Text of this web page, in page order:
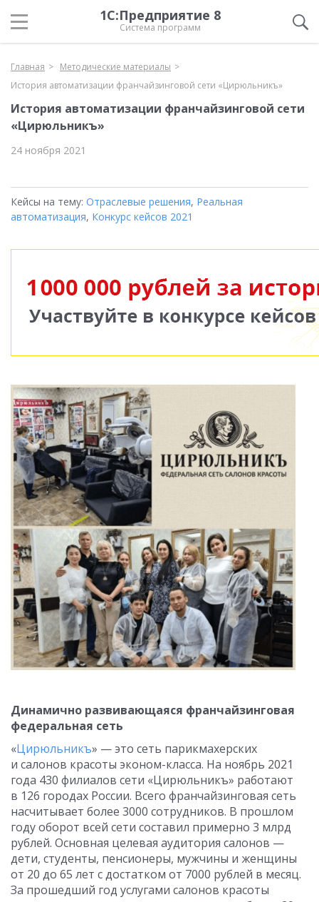
1С:Предприятие 8
Система программ
Главная
Методические материалы
История автоматизации франчайзинговой сети «Цирюльникъ»
История автоматизации франчайзинговой сети
«Цирюльникъ»
24 ноября 2021
Кейсы на тему: Отраслевые решения, Реальная
автоматизация, Конкурс кейсов 2021
Динамично развивающаяся франчайзинговая
федеральная сеть
«Цирюльникъ» — это сеть парикмахерских
и салонов красоты эконом-класса. На ноябрь 2021
года 430 филиалов сети «Цирюльникъ» работают
в 126 городах России. Всего франчайзинговая сеть
насчитывает более 3000 сотрудников. В прошлом
году оборот всей сети составил примерно 3 млрд
рублей. Основная целевая аудитория салонов —
дети, студенты, пенсионеры, мужчины и женщины
от 20 до 65 лет с достатком от 7000 рублей в месяц.
За прошедший год услугами салонов красоты